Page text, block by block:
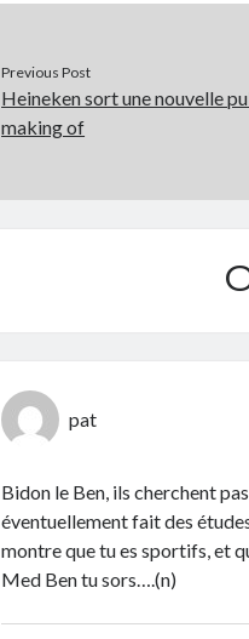
Previous Post
Heineken sort une nouvelle
making of
pat
Bidon le Ben, ils cherchent
éventuellement fait des
montre que tu es sportifs, et
Med Ben tu sors….(n)